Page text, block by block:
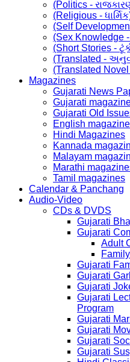
(Politics -
(Religious -
(Self
(Sex Knowledge
(Short Stories -
(Translated -
(Translated
Magazines
Gujarati News
Gujarati
Gujarati Old
English
Hindi Magazines
Kannada
Malayam
Marathi
Tamil magazines
Calendar & Panchang
Audio-Video
CDs & DVDS
Gujarati
Gujarati
Adult
Gujarati
Gujarati
Gujarati
Gujarati
Program
Gujarati
Gujarati
Gujarati
Gujarati